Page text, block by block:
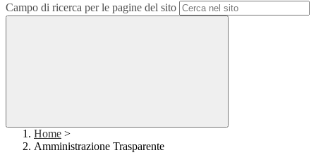
Campo di ricerca per le pagine del sito
Home >
Amministrazione Trasparente